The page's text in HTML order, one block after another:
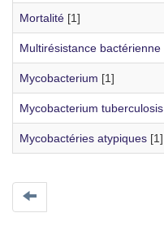
Mortalité [1]
Multirésistance bactérienne
Mycobacterium [1]
Mycobacterium tuberculosis
Mycobactéries atypiques [1]